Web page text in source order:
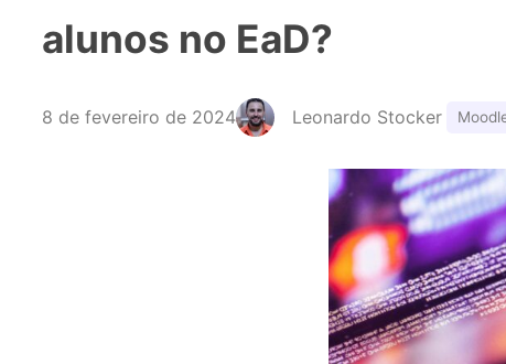
alunos no EaD?
8 de fevereiro de 2024 Leonardo Stocker